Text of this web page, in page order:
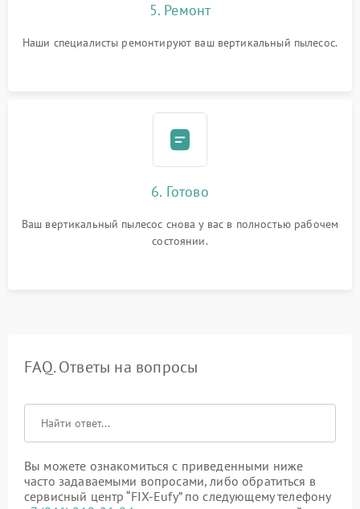
5. Ремонт
Наши специалисты ремонтируют ваш вертикальный пылесос.
6. Готово
Ваш вертикальный пылесос снова у вас в полностью рабочем
состоянии.
FAQ. Ответы на вопросы
Вы можете ознакомиться с приведенными ниже
часто задаваемыми вопросами, либо обратиться в
сервисный центр “FIX-Eufy” по следующему телефону